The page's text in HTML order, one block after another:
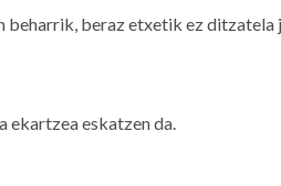
beraz etxetik ez ditzatela
eskatzen da.